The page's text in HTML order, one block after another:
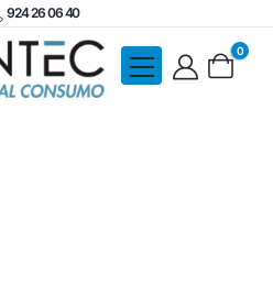
924 26 06 40
0